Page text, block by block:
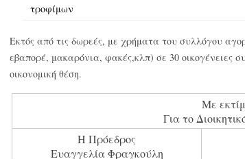
τροφίμων
Εκτός από τις δωρεές, με χρήματα του συλλόγου
εβαπορέ, μακαρόνια, φακές,κλπ) σε 30 οικογένειες
οικονομική θέση.
Με
Για το
Η Πρόεδρος
Ευαγγελία Φραγκούλη